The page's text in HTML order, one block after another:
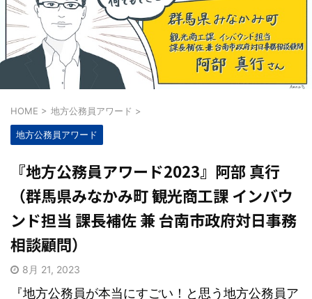
HOME > 地方公務員アワード >
地方公務員アワード
『地方公務員アワード2023』阿部 真行
（群馬県みなかみ町 観光商工課 インバウ
ンド担当 課長補佐 兼 台南市政府対日事務
相談顧問）
8月 21, 2023
『地方公務員が本当にすごい！と思う地方公務員ア